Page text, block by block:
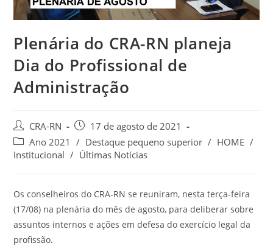
Plenária do CRA-RN planeja
Dia do Profissional de
Administração
Autor
do
post:
CRA-RN
Post
publicado:
17 de agosto de 2021
Categoria
do
Ano 2021 / Destaque pequeno superior / HOME /
Institucional / Últimas Notícias
Os conselheiros do CRA-RN se reuniram, nesta terça-feira
(17/08) na plenária do mês de agosto, para deliberar sobre
assuntos internos e ações em defesa do exercício legal da
profissão.